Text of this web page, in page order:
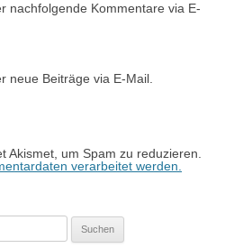
nachfolgende Kommentare via E-
neue Beiträge via E-Mail.
Akismet, um Spam zu reduzieren.
verarbeitet werden.